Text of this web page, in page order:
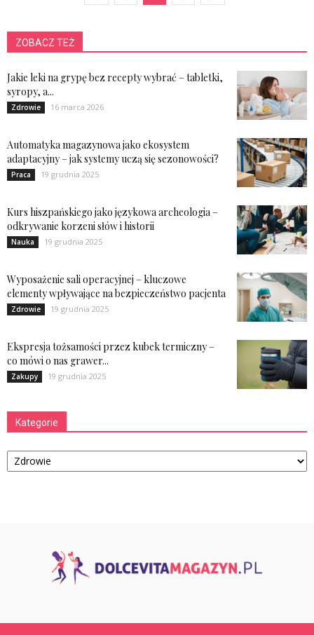
ZOBACZ TEŻ
Jakie leki na grypę bez recepty wybrać – tabletki,
syropy, a...
Zdrowie 16 marca 2026
Automatyka magazynowa jako ekosystem
adaptacyjny – jak systemy uczą się sezonowości?
Praca 19 grudnia 2025
Kurs hiszpańskiego jako językowa archeologia –
odkrywanie korzeni słów i historii
Nauka 19 grudnia 2025
Wyposażenie sali operacyjnej – kluczowe
elementy wpływające na bezpieczeństwo pacjenta
Zdrowie 19 grudnia 2025
Ekspresja tożsamości przez kubek termiczny –
co mówi o nas grawer...
Zakupy 19 grudnia 2025
Kategorie
Kategorie